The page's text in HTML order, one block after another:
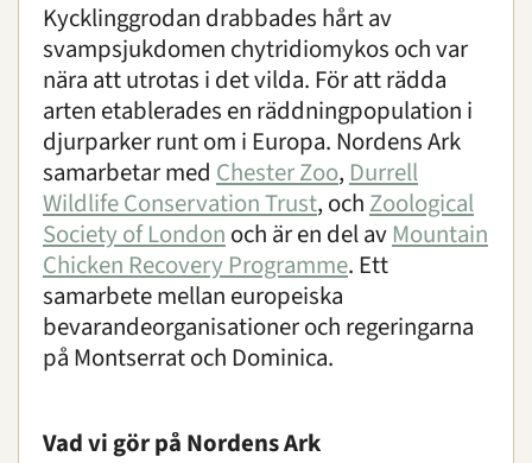
Indomalajisk flodsköldpadda
Gulhuvad landsköldpadda
Snöleopard
Tranor
Vildkatt
Visent
Övriga bevarandeinsatser i världen
Karpatisk lo
Forskning
Boende
Kycklinggrodan drabbades hårt av
svampsjukdomen chytridiomykos och var
nära att utrotas i det vilda. För att rädda
arten etablerades en räddningpopulation i
djurparker runt om i Europa. Nordens Ark
samarbetar med Chester Zoo, Durrell
Wildlife Conservation Trust, och Zoological
Society of London och är en del av Mountain
Chicken Recovery Programme. Ett
samarbete mellan europeiska
bevarandeorganisationer och regeringarna
på Montserrat och Dominica.
Vad vi gör på Nordens Ark